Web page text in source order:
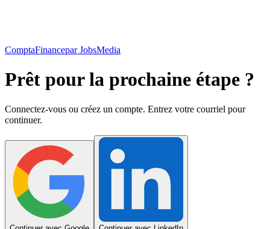
ComptaFinancepar JobsMedia
Prêt pour la prochaine étape ?
Connectez-vous ou créez un compte. Entrez votre courriel pour
continuer.